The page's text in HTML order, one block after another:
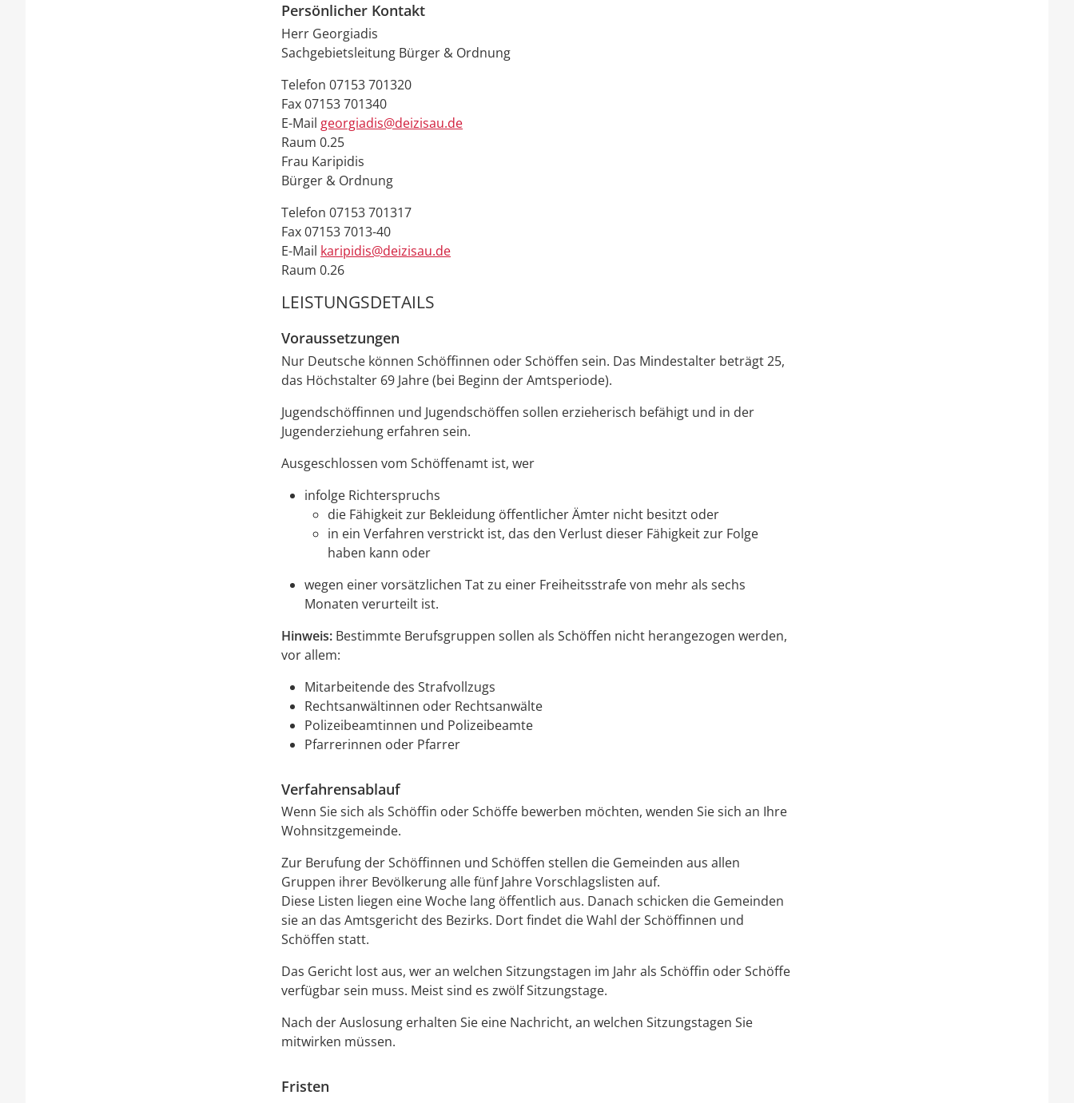
Persönlicher Kontakt
Herr Georgiadis
Sachgebietsleitung Bürger & Ordnung
Telefon 07153 701320
Fax07153 701340
E-Mail georgiadis@deizisau.de
Raum 0.25
Frau Karipidis
Bürger & Ordnung
Telefon 07153 701317
Fax07153 7013-40
E-Mail karipidis@deizisau.de
Raum 0.26
LEISTUNGSDETAILS
Voraussetzungen
Nur Deutsche können Schöffinnen oder Schöffen sein. Das Mindestalter beträgt 25,
das Höchstalter 69 Jahre (bei Beginn der Amtsperiode).
Jugendschöffinnen und Jugendschöffen sollen erzieherisch befähigt und in der
Jugenderziehung erfahren sein.
Ausgeschlossen vom Schöffenamt ist, wer
infolge Richterspruchs
die Fähigkeit zur Bekleidung öffentlicher Ämter nicht besitzt oder
in ein Verfahren verstrickt ist, das den Verlust dieser Fähigkeit zur Folge
haben kann oder
wegen einer vorsätzlichen Tat zu einer Freiheitsstrafe von mehr als sechs
Monaten verurteilt ist.
Hinweis: Bestimmte Berufsgruppen sollen als Schöffen nicht herangezogen werden,
vor allem:
Mitarbeitende des Strafvollzugs
Rechtsanwältinnen oder Rechtsanwälte
Polizeibeamtinnen und Polizeibeamte
Pfarrerinnen oder Pfarrer
Verfahrensablauf
Wenn Sie sich als Schöffin oder Schöffe bewerben möchten, wenden Sie sich an Ihre
Wohnsitzgemeinde.
Zur Berufung der Schöffinnen und Schöffen stellen die Gemeinden aus allen
Gruppen ihrer Bevölkerung alle fünf Jahre Vorschlagslisten auf.
Diese Listen liegen eine Woche lang öffentlich aus. Danach schicken die Gemeinden
sie an das Amtsgericht des Bezirks. Dort findet die Wahl der Schöffinnen und
Schöffen statt.
Das Gericht lost aus, wer an welchen Sitzungstagen im Jahr als Schöffin oder Schöffe
verfügbar sein muss. Meist sind es zwölf Sitzungstage.
Nach der Auslosung erhalten Sie eine Nachricht, an welchen Sitzungstagen Sie
mitwirken müssen.
Fristen